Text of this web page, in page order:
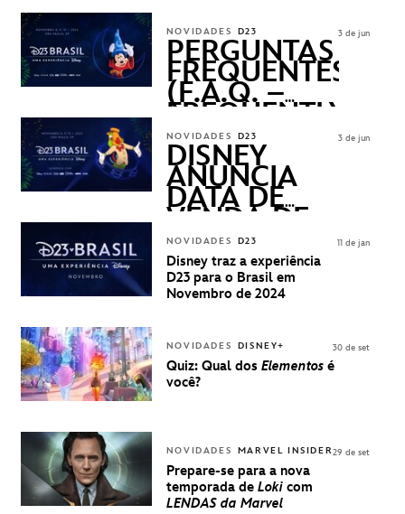
NOVIDADES D23
PERGUNTAS
FREQUENTES
(F.A.Q. –
FREQUENTLY
ASKED
QUESTIONS)
3 de jun
NOVIDADES D23
DISNEY
ANUNCIA
DATA DE
VENDA DE
INGRESSOS
PARA A D23
BRASIL -
UMA
DISNEY
3 de jun
NOVIDADES D23
Disney traz a experiência
D23 para o Brasil em
Novembro de 2024
11 de jan
NOVIDADES DISNEY+
Quiz: Qual dos Elementos é
você?
30 de set
NOVIDADES MARVEL INSIDER
Prepare-se para a nova
temporada de Loki com
LENDAS da Marvel
29 de set